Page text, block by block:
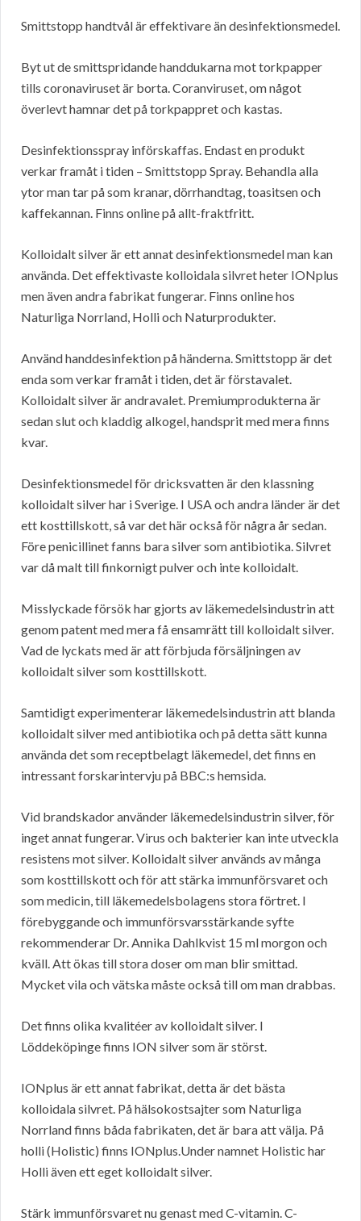
Smittstopp handtvål är effektivare än desinfektionsmedel.
Byt ut de smittspridande handdukarna mot torkpapper
tills coronaviruset är borta. Coranviruset, om något
överlevt hamnar det på torkpappret och kastas.
Desinfektionsspray införskaffas. Endast en produkt
verkar framåt i tiden – Smittstopp Spray. Behandla alla
ytor man tar på som kranar, dörrhandtag, toasitsen och
kaffekannan. Finns online på allt-fraktfritt.
Kolloidalt silver är ett annat desinfektionsmedel man kan
använda. Det effektivaste kolloidala silvret heter IONplus
men även andra fabrikat fungerar. Finns online hos
Naturliga Norrland, Holli och Naturprodukter.
Använd handdesinfektion på händerna. Smittstopp är det
enda som verkar framåt i tiden, det är förstavalet.
Kolloidalt silver är andravalet. Premiumprodukterna är
sedan slut och kladdig alkogel, handsprit med mera finns
kvar.
Desinfektionsmedel för dricksvatten är den klassning
kolloidalt silver har i Sverige. I USA och andra länder är det
ett kosttillskott, så var det här också för några år sedan.
Före penicillinet fanns bara silver som antibiotika. Silvret
var då malt till finkornigt pulver och inte kolloidalt.
Misslyckade försök har gjorts av läkemedelsindustrin att
genom patent med mera få ensamrätt till kolloidalt silver.
Vad de lyckats med är att förbjuda försäljningen av
kolloidalt silver som kosttillskott.
Samtidigt experimenterar läkemedelsindustrin att blanda
kolloidalt silver med antibiotika och på detta sätt kunna
använda det som receptbelagt läkemedel, det finns en
intressant forskarintervju på BBC:s hemsida.
Vid brandskador använder läkemedelsindustrin silver, för
inget annat fungerar. Virus och bakterier kan inte utveckla
resistens mot silver. Kolloidalt silver används av många
som kosttillskott och för att stärka immunförsvaret och
som medicin, till läkemedelsbolagens stora förtret. I
förebyggande och immunförsvarsstärkande syfte
rekommenderar Dr. Annika Dahlkvist 15 ml morgon och
kväll. Att ökas till stora doser om man blir smittad.
Mycket vila och vätska måste också till om man drabbas.
Det finns olika kvalitéer av kolloidalt silver. I
Löddeköpinge finns ION silver som är störst.
IONplus är ett annat fabrikat, detta är det bästa
kolloidala silvret. På hälsokostsajter som Naturliga
Norrland finns båda fabrikaten, det är bara att välja. På
holli (Holistic) finns IONplus.Under namnet Holistic har
Holli även ett eget kolloidalt silver.
Stärk immunförsvaret nu genast med C-vitamin. C-